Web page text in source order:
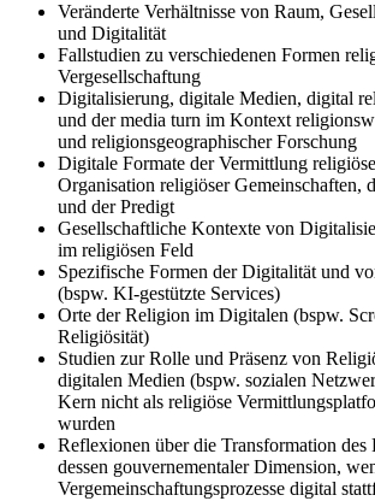
Veränderte Verhältnisse von Raum,
und Digitalität
Fallstudien zu verschiedenen Formen
Vergesellschaftung
Digitalisierung, digitale Medien, digital
und der media turn im Kontext
und religionsgeographischer Forschung
Digitale Formate der Vermittlung
Organisation religiöser Gemeinschaften,
und der Predigt
Gesellschaftliche Kontexte von
im religiösen Feld
Spezifische Formen der Digitalität und
(bspw. KI-gestützte Services)
Orte der Religion im Digitalen (bspw.
Religiösität)
Studien zur Rolle und Präsenz von
digitalen Medien (bspw. sozialen
Kern nicht als religiöse
wurden
Reflexionen über die Transformation des
dessen gouvernementaler Dimension,
Vergemeinschaftungsprozesse digital